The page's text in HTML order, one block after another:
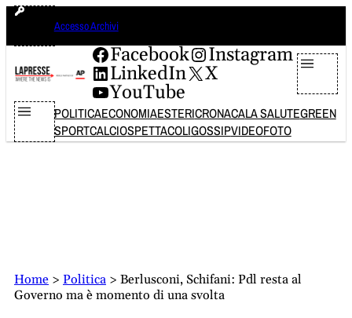
Vai
contenuto
Accesso Archivi
Facebook
Instagram
LinkedIn
X
YouTube
POLITICAECONOMIAESTERICRONACALA SALUTEGREEN
SPORTCALCIOSPETTACOLIGOSSIPVIDEOFOTO
Home > Politica > Berlusconi, Schifani: Pdl resta al
Governo ma è momento di una svolta